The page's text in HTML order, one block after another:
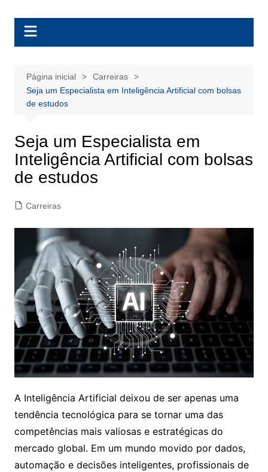
BolsasEAD
Página inicial
Carreiras
Seja um Especialista em Inteligência Artificial com bolsas
de estudos
Seja um Especialista em
Inteligência Artificial com bolsas
de estudos
Carreiras
A Inteligência Artificial deixou de ser apenas uma
tendência tecnológica para se tornar uma das
competências mais valiosas e estratégicas do
mercado global. Em um mundo movido por dados,
automação e decisões inteligentes, profissionais de